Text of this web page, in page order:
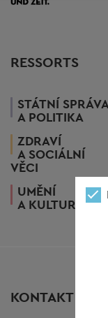
RESSORTS
STÁTNÍ SPRÁVA
A POLITIKA
ZDRAVÍ
A SOCIÁLNÍ
VĚCI
UMĚNÍ
A KULTURA
KONTAKT